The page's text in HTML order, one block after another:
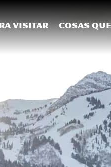
visitar Cosas